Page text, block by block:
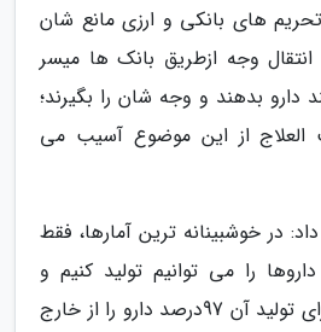
های بانکی و ارزی مانع شان
وجه ازطریق بانک ها میسر
دارو بدهند و وجه شان را بگیرند؛
العلاج از این موضوع آسیب می
در خوشبینانه ترین آمارها، فقط
داروها را می توانیم تولید کنیم و
40درصد از مواد اولیه برای تولید آن 97درصد دارو را از خارج